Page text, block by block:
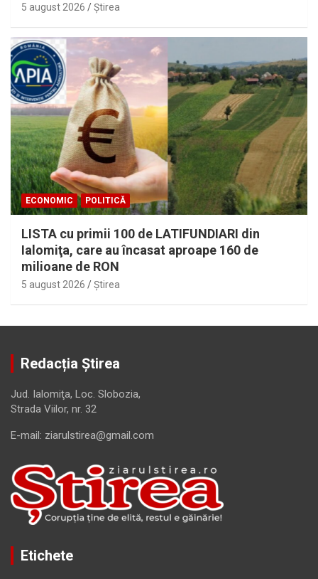
5 august 2026 Ştirea
ECONOMIC POLITICĂ
LISTA cu primii 100 de LATIFUNDIARI din
Ialomiţa, care au încasat aproape 160 de
milioane de RON
5 august 2026 Ştirea
Redacția Știrea
Jud. Ialomiţa, Loc. Slobozia,
Strada Viilor, nr. 32
E-mail: ziarulstirea@gmail.com
Etichete